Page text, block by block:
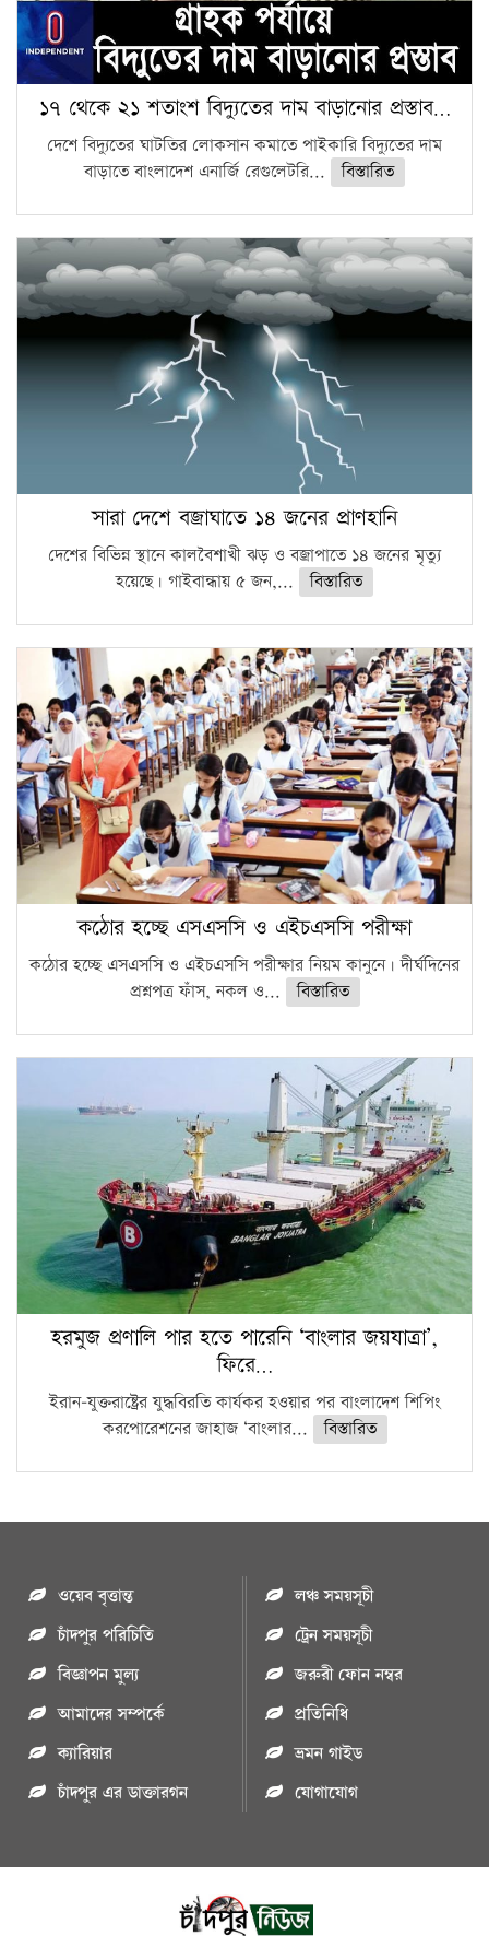
১৭ থেকে ২১ শতাংশ বিদ্যুতের দাম বাড়ানোর প্রস্তাব…
দেশে বিদ্যুতের ঘাটতির লোকসান কমাতে পাইকারি বিদ্যুতের দাম
বাড়াতে বাংলাদেশ এনার্জি রেগুলেটরি...
বিস্তারিত
সারা দেশে বজ্রাঘাতে ১৪ জনের প্রাণহানি
দেশের বিভিন্ন স্থানে কালবৈশাখী ঝড় ও বজ্রাপাতে ১৪ জনের মৃত্যু
হয়েছে। গাইবান্ধায় ৫ জন,...
বিস্তারিত
কঠোর হচ্ছে এসএসসি ও এইচএসসি পরীক্ষা
কঠোর হচ্ছে এসএসসি ও এইচএসসি পরীক্ষার নিয়ম কানুনে। দীর্ঘদিনের
প্রশ্নপত্র ফাঁস, নকল ও...
বিস্তারিত
হরমুজ প্রণালি পার হতে পারেনি ‘বাংলার জয়যাত্রা’,
ফিরে…
ইরান-যুক্তরাষ্ট্রের যুদ্ধবিরতি কার্যকর হওয়ার পর বাংলাদেশ শিপিং
করপোরেশনের জাহাজ ‘বাংলার...
বিস্তারিত
ওয়েব বৃত্তান্ত
চাঁদপুর পরিচিতি
বিজ্ঞাপন মুল্য
আমাদের সম্পর্কে
ক্যারিয়ার
চাঁদপুর এর ডাক্তারগন
লঞ্চ সময়সূচী
ট্রেন সময়সূচী
জরুরী ফোন নম্বর
প্রতিনিধি
ভ্রমন গাইড
যোগাযোগ